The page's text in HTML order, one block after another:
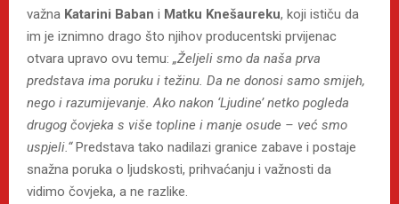
važna Katarini Baban i Matku Knešaureku, koji ističu da
im je iznimno drago što njihov producentski prvijenac
otvara upravo ovu temu: „Željeli smo da naša prva
predstava ima poruku i težinu. Da ne donosi samo smijeh,
nego i razumijevanje. Ako nakon ‘Ljudine’ netko pogleda
drugog čovjeka s više topline i manje osude – već smo
uspjeli.“Predstava tako nadilazi granice zabave i postaje
snažna poruka o ljudskosti, prihvaćanju i važnosti da
vidimo čovjeka, a ne razlike.